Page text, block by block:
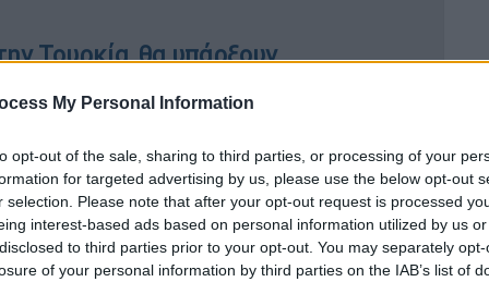
My Personal Information
opt-out of the sale, sharing to third parties, or processing of your
for targeted advertising by us, please use the below opt-out
selection. Please note that after your opt-out request is processed
interest-based ads based on personal information utilized by us
to third parties prior to your opt-out. You may separately
of your personal information by third parties on the IAB’s list of
Τουρκία, θα υπάρξουν
Σολτς
να αναπαύσει τον μάρτυρα,